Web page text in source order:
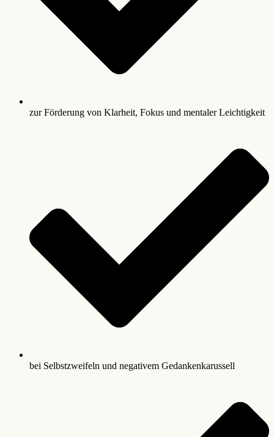
zur Förderung von Klarheit, Fokus und mentaler Leichtigkeit
bei Selbstzweifeln und negativem Gedankenkarussell